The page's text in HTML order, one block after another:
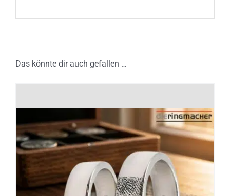
Das könnte dir auch gefallen …